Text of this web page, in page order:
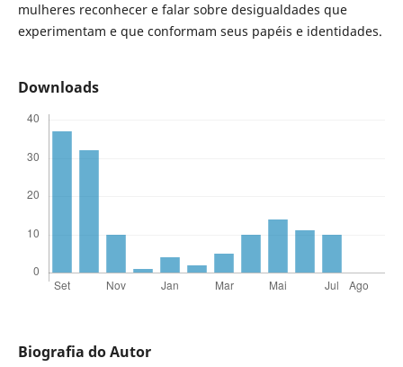
mulheres reconhecer e falar sobre desigualdades que
experimentam e que conformam seus papéis e identidades.
Downloads
Biografia do Autor